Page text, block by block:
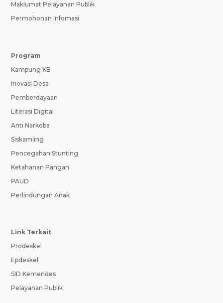
Maklumat Pelayanan Publik
Permohonan Infomasi
Program
Kampung KB
Inovasi Desa
Pemberdayaan
Literasi Digital
Anti Narkoba
Siskamling
Pencegahan Stunting
Ketahanan Pangan
PAUD
Perlindungan Anak
Link Terkait
Prodeskel
Epdeskel
SID Kemendes
Pelayanan Publik